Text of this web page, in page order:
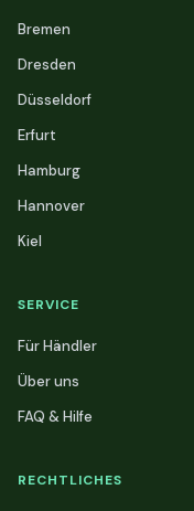
Bremen
Dresden
Düsseldorf
Erfurt
Hamburg
Hannover
Kiel
SERVICE
Für Händler
Über uns
FAQ & Hilfe
RECHTLICHES